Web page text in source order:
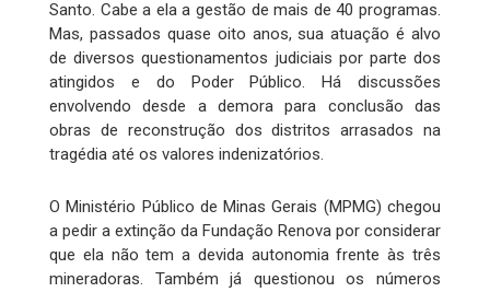
Santo. Cabe a ela a gestão de mais de 40 programas.
Mas, passados quase oito anos, sua atuação é alvo
de diversos questionamentos judiciais por parte dos
atingidos e do Poder Público. Há discussões
envolvendo desde a demora para conclusão das
obras de reconstrução dos distritos arrasados na
tragédia até os valores indenizatórios.
O Ministério Público de Minas Gerais (MPMG) chegou
a pedir a extinção da Fundação Renova por considerar
que ela não tem a devida autonomia frente às três
mineradoras. Também já questionou os números